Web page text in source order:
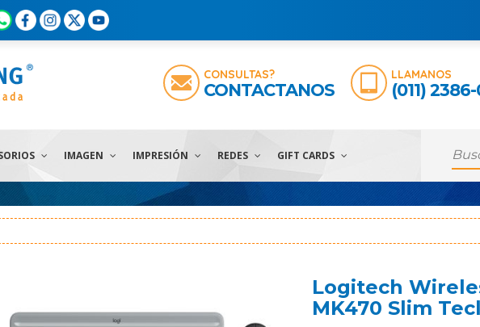
CONSULTAS?
CONTACTANOS
LLAMANOS
(011)
IMAGEN IMPRESIÓN REDES GIFT CARDS
Logitech
MK470 Slim